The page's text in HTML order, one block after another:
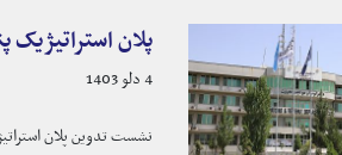
پلان
4 دلو 1403
نشست تدوین پلان